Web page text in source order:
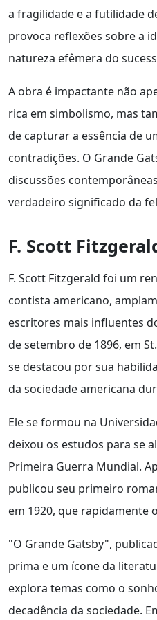
a fragilidade e a futilidade
provoca reflexões sobre a
natureza efêmera do
A obra é impactante não
rica em simbolismo, mas
de capturar a essência de
contradições. O Grande
discussões
verdadeiro significado da
F. Scott
F. Scott Fitzgerald foi um
contista americano,
escritores mais influentes
de setembro de 1896, em
se destacou por sua
da sociedade americana
Ele se formou na
deixou os estudos para se
Primeira Guerra Mundial.
publicou seu primeiro
em 1920, que rapidamente
"O Grande Gatsby",
prima e um ícone da
explora temas como o
decadência da sociedade.